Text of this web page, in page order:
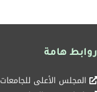
روابط هامة
المجلس الأعلى للجامعات